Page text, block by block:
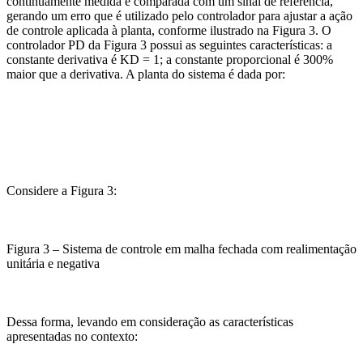
gerando um erro que é utilizado pelo controlador para ajustar a ação
de controle aplicada à planta, conforme ilustrado na Figura 3. O
controlador PD da Figura 3 possui as seguintes características: a
constante derivativa é KD = 1; a constante proporcional é 300%
maior que a derivativa. A planta do sistema é dada por:
Considere a Figura 3:
Figura 3 – Sistema de controle em malha fechada com realimentação
unitária e negativa
Dessa forma, levando em consideração as características
apresentadas no contexto: